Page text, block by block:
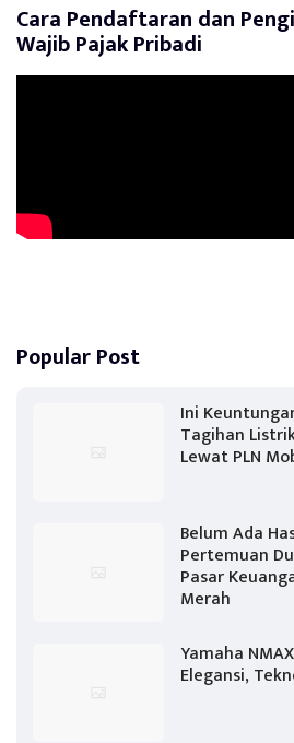
Cara Pendaftaran dan
Wajib Pajak Pribadi
Popular Post
Ini
Tagihan
Lewat PLN
Belum Ada
Pertemuan
Pasar
Merah
Yamaha
Elegansi,